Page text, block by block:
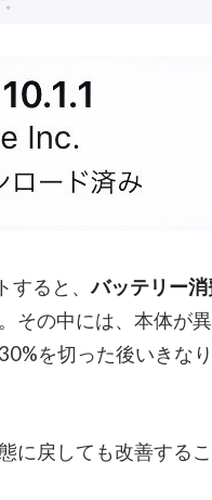
すると、バッテリー
その中には、本体が
を切った後いきな
に戻しても改善する